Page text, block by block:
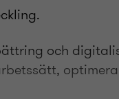
och